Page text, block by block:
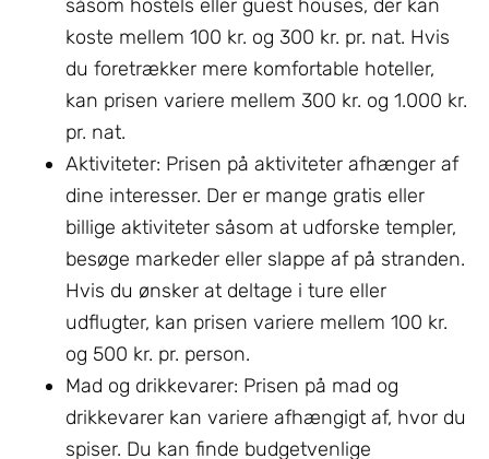
såsom hostels eller guest houses, der kan
koste mellem 100 kr. og 300 kr. pr. nat. Hvis
du foretrækker mere komfortable hoteller,
kan prisen variere mellem 300 kr. og 1.000 kr.
pr. nat.
Aktiviteter: Prisen på aktiviteter afhænger af
dine interesser. Der er mange gratis eller
billige aktiviteter såsom at udforske templer,
besøge markeder eller slappe af på stranden.
Hvis du ønsker at deltage i ture eller
udflugter, kan prisen variere mellem 100 kr.
og 500 kr. pr. person.
Mad og drikkevarer: Prisen på mad og
drikkevarer kan variere afhængigt af, hvor du
spiser. Du kan finde budgetvenlige